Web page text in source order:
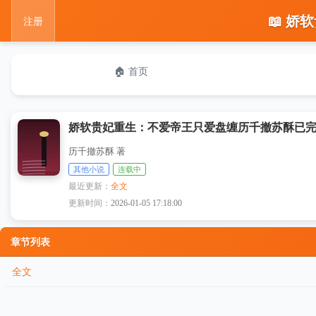
注册 📖 娇
🏠 首页
娇软贵妃重生：不爱帝王只爱盘缠历千撤苏酥已
历千撤苏酥 著
其他小说 连载中
最近更新： 全文
更新时间： 2026-01-05 17:18:00
章节列表
全文